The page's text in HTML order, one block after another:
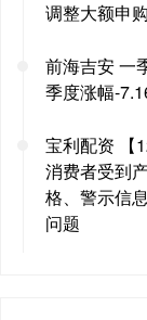
调整大额申
前海吉安 一
季度涨幅-
宝利配资 【
消费者受到
格、警示信
问题